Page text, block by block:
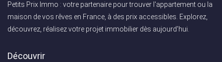
Petits Prix Immo : votre partenaire pour trouver l'appartement ou la
maison de vos rêves en France, à des prix accessibles. Explorez,
découvrez, réalisez votre projet immobilier dès aujourd'hui.
Découvrir